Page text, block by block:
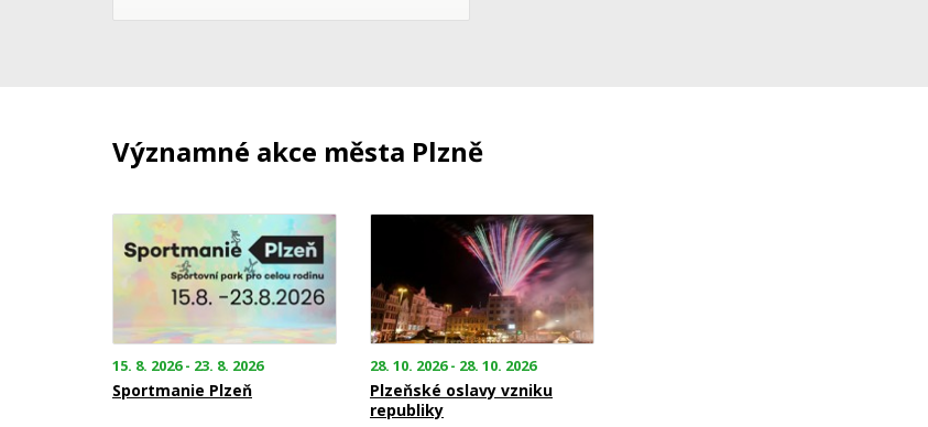
Významné akce města Plzně
15. 8. 2026 - 23. 8. 2026
Sportmanie Plzeň
28. 10. 2026 - 28. 10. 2026
Plzeňské oslavy vzniku
republiky